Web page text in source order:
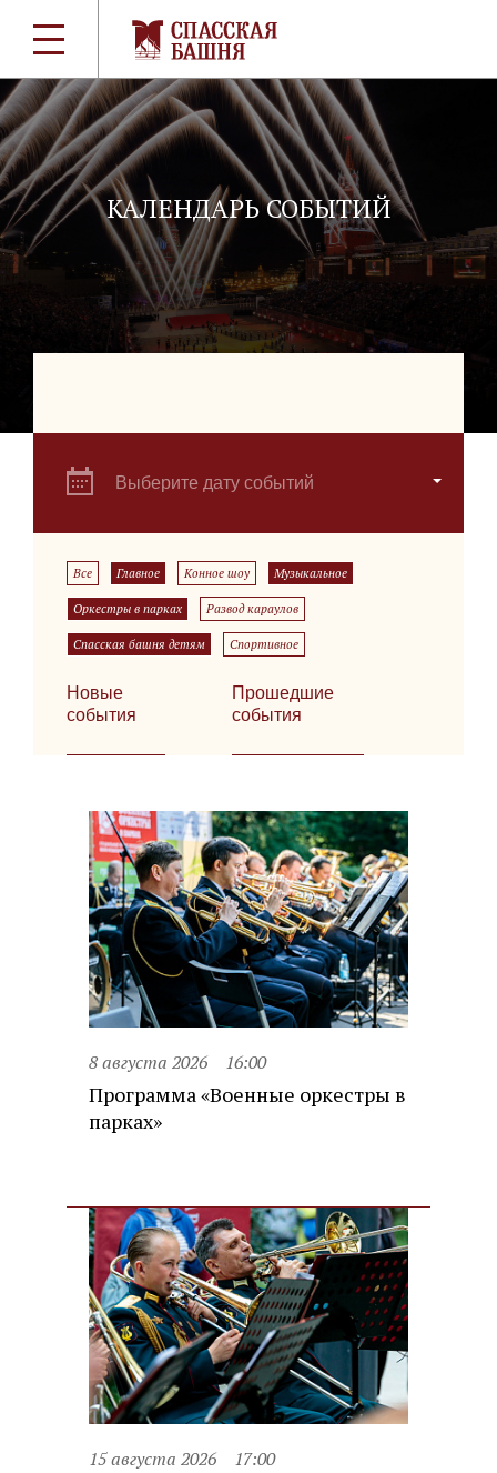
КАЛЕНДАРЬ СОБЫТИЙ
Выберите дату событий
Все Главное Конное шоу Музыкальное
Оркестры в парках Развод караулов
Спасская башня детям Спортивное
Новые
события
Прошедшие
события
8 августа 2026 16:00
Программа «Военные оркестры в
парках»
15 августа 2026 17:00